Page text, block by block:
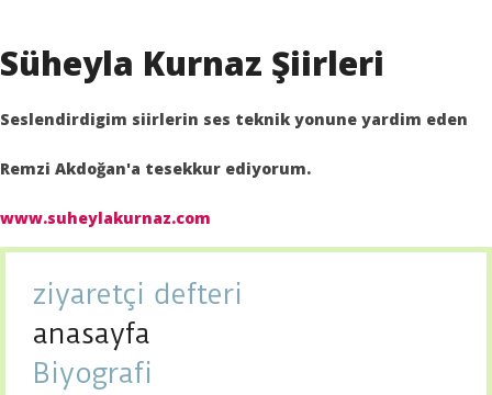
Süheyla Kurnaz Şiirleri
Seslendirdigim siirlerin ses teknik yonune yardim eden
Remzi Akdoğan'a tesekkur ediyorum.
www.suheylakurnaz.com
ziyaretçi defteri
anasayfa
Biyografi